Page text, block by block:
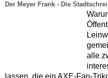
Der Meyer Frank - Die
alle
lassen, die ein AXE-Fan-